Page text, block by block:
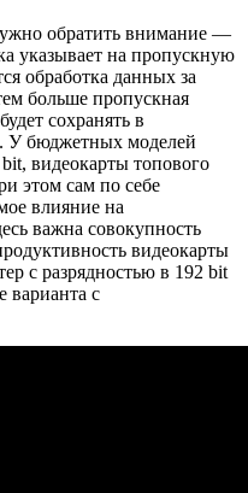
обратить внимание —
указывает на пропускную
обработка данных за
больше пропускная
сохранять в
У бюджетных моделей
видеокарты топового
этом сам по себе
влияние на
важна совокупность
видеокарты
с разрядностью в 192 bit
варианта с